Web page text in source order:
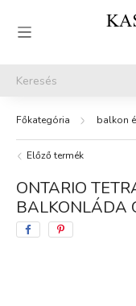
balkon
Előző termék
ONTARIO
BALKONLÁDA